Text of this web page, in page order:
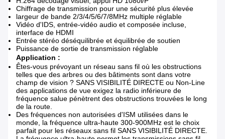
Chiffrage de transmission pour une sécurité plus élevée
largeur de bande 2/3/4/5/6/7/8MHz multiple réglable
Vidéo d'IDS, entrée-vidéo audio et composée incluse,
interface de HDMI
Entrée stéréo déséquilibrée et équilibrée de soutien
Puissance de sortie de transmission réglable
Application :
Êtes-vous prévoyant un réseau sans fil où les obstructions
telles que des arbres ou des bâtiments sont dans votre
champ de vision ? SANS VISIBILITÉ DIRECTE ou Non-Line
des applications de vue exigez la radio inférieure de
fréquence salue pénètrent des obstructions trouvées le long
de la route.
Des fréquences non autorisées d'ISM utilisées dans le
monde, la fréquence ultra-haute 300-900MHz est le choix
parfait pour les réseaux sans fil SANS VISIBILITÉ DIRECTE.